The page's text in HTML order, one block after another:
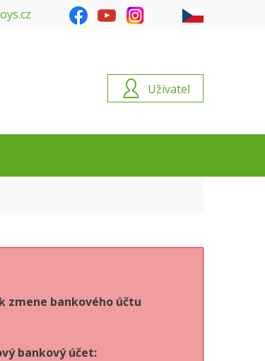
Užívateľ
zmene bankového účtu
bankový účet: